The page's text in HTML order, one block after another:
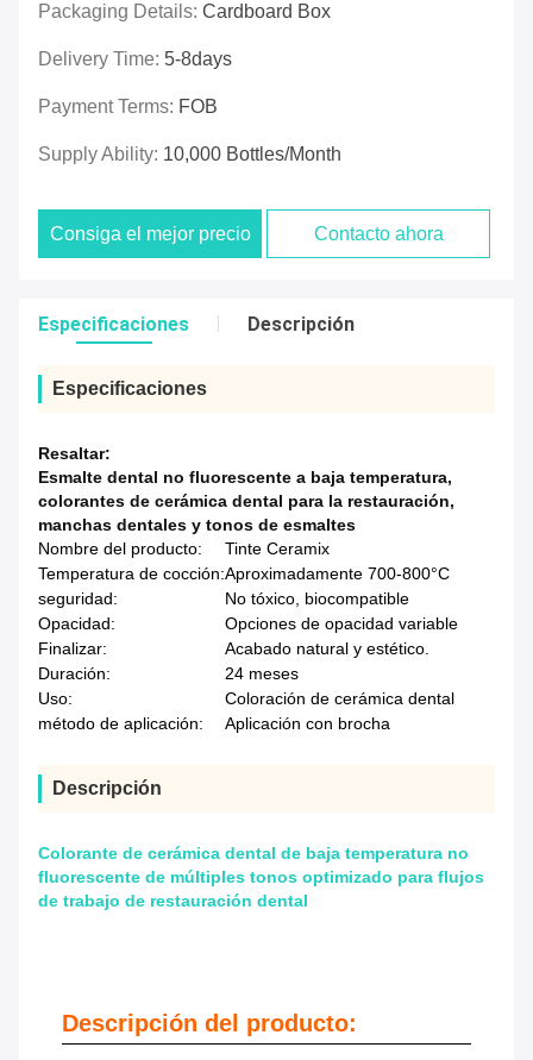
Packaging Details: Cardboard Box
Delivery Time: 5-8days
Payment Terms: FOB
Supply Ability: 10,000 Bottles/month
Consiga el mejor precio Contacto ahora
Especificaciones Descripción
Especificaciones
Resaltar:
Esmalte dental no fluorescente a baja temperatura,
colorantes de cerámica dental para la restauración,
manchas dentales y tonos de esmaltes
Nombre del producto:
Tinte Ceramix
Temperatura de cocción:Aproximadamente 700-800°C
seguridad:
No tóxico, biocompatible
Opacidad:
Opciones de opacidad variable
Finalizar:
Acabado natural y estético.
Duración:
24 meses
Uso:
Coloración de cerámica dental
método de aplicación:
Aplicación con brocha
Descripción
Colorante de cerámica dental de baja temperatura no
fluorescente de múltiples tonos optimizado para flujos
de trabajo de restauración dental
Descripción del producto: